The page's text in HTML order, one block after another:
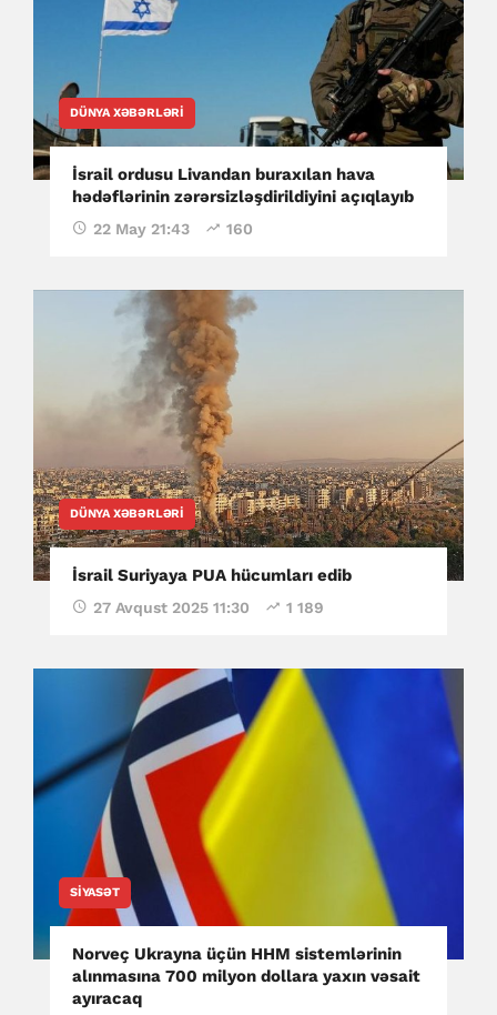
DÜNYA XƏBƏRLƏRI
İsrail ordusu Livandan buraxılan hava
hədəflərinin zərərsizləşdirildiyini açıqlayıb
22 May 21:43 160
DÜNYA XƏBƏRLƏRI
İsrail Suriyaya PUA hücumları edib
27 Avqust 2025 11:30 1 189
SIYASƏT
Norveç Ukrayna üçün HHM sistemlərinin
alınmasına 700 milyon dollara yaxın vəsait
ayıracaq